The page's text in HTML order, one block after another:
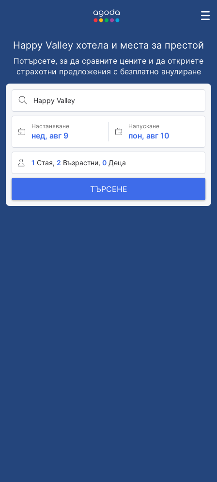
Happy Valley хотела и места за престой
Потърсете, за да сравните цените и да откриете
страхотни предложения с безплатно анулиране
Happy Valley
Настаняване
нед, авг 9
Напускане
пон, авг 10
1 Стая, 2 Възрастни, 0 Деца
ТЪРСЕНЕ